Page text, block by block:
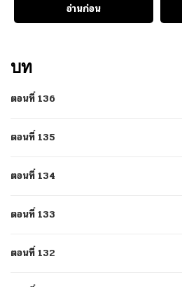
อ่านก่อน
บท
ตอนที่ 136
ตอนที่ 135
ตอนที่ 134
ตอนที่ 133
ตอนที่ 132